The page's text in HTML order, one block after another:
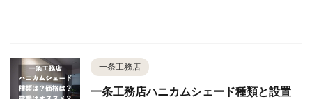
一条工務店
一条工務店ハニカムシェード種類と設置